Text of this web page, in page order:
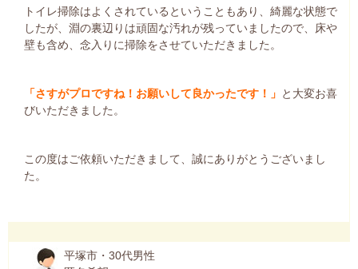
トイレ掃除はよくされているということもあり、綺麗な状態で
したが、淵の裏辺りは頑固な汚れが残っていましたので、床や
壁も含め、念入りに掃除をさせていただきました。
「さすがプロですね！お願いして良かったです！」 と大変お喜
びいただきました。
この度はご依頼いただきまして、誠にありがとうございまし
た。
平塚市・30代男性